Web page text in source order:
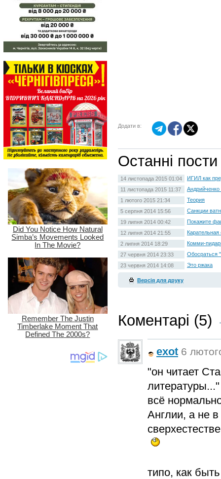
Додати в:
Останні
14 листопада 2015 01:04
ИГИЛ как
11 листопада 2015 11:37
1 лютого 2015 21:34
Теория
5 серпня 2014 15:56
Санкции
19 липня 2014 00:42
Покажите
12 липня 2014 21:55
2 липня 2014 18:29
Комми-
27 червня 2014 23:33
Обосраться
23 червня 2014 14:08
Это ржака
Версія для друку
Коментарі (5)
exot 6
"он читает
всё
Англии, а не
типо, как